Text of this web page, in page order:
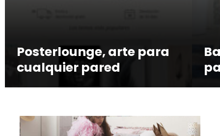
Posterlounge, arte para
cualquier pared